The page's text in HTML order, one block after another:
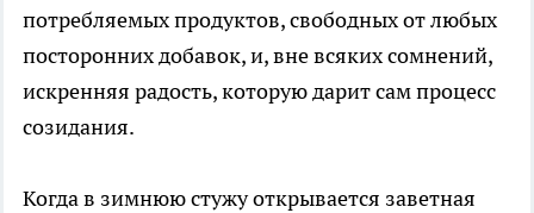
потребляемых продуктов, свободных от любых
посторонних добавок, и, вне всяких сомнений,
искренняя радость, которую дарит сам процесс
созидания.
Когда в зимнюю стужу открывается заветная